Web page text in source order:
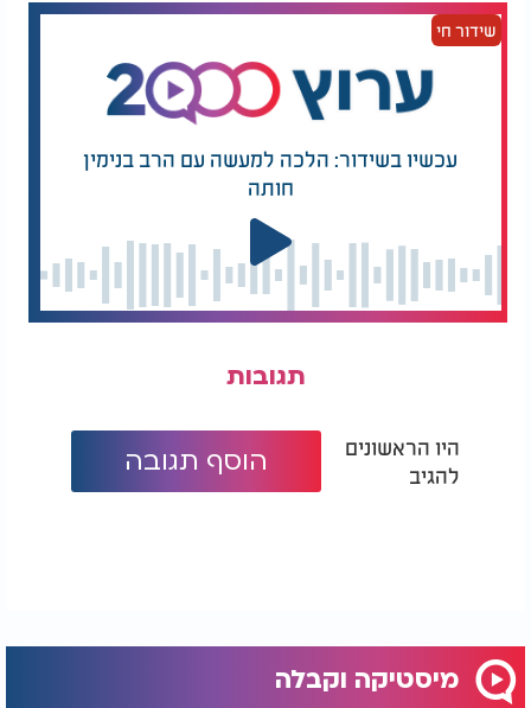
שידור חי
עכשיו בשידור: הלכה למעשה עם הרב בנימין
חותה
תגובות
היו הראשונים
להגיב
הוסף תגובה
מיסטיקה וקבלה